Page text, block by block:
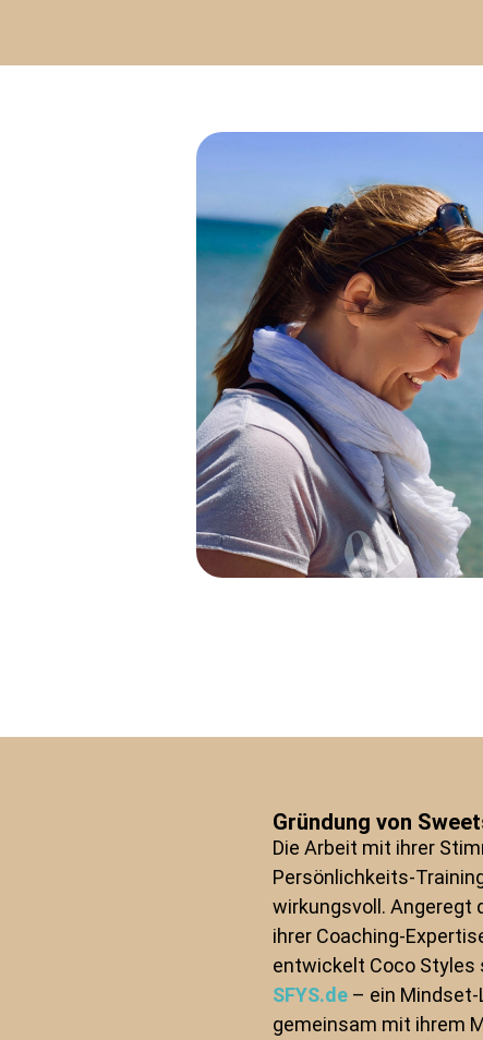
Gründung von
Die Arbeit mit ihrer
Persönlichkeits-
wirkungsvoll. Angeregt
ihrer Coaching-
entwickelt Coco Styles
SFYS.de – ein
gemeinsam mit ihrem